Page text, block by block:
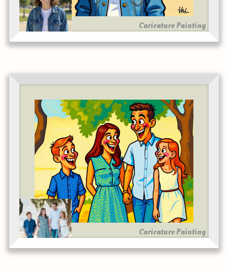
Caricature Painting
Caricature Painting